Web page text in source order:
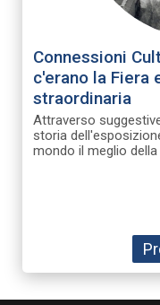
Connessioni
c'erano la Fiera
straordinaria
Attraverso
storia
mondo il meglio